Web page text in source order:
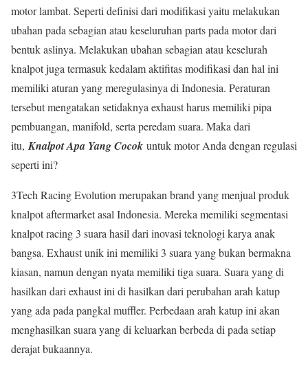
motor lambat. Seperti definisi dari modifikasi yaitu melakukan
ubahan pada sebagian atau keseluruhan parts pada motor dari
bentuk aslinya. Melakukan ubahan sebagian atau keselurah
knalpot juga termasuk kedalam aktifitas modifikasi dan hal ini
memiliki aturan yang meregulasinya di Indonesia. Peraturan
tersebut mengatakan setidaknya exhaust harus memiliki pipa
pembuangan, manifold, serta peredam suara. Maka dari
itu,Knalpot Apa Yang Cocok untuk motor Anda dengan regulasi
seperti ini?
3Tech Racing Evolution merupakan brand yang menjual produk
knalpot aftermarket asal Indonesia. Mereka memiliki segmentasi
knalpot racing 3 suara hasil dari inovasi teknologi karya anak
bangsa. Exhaust unik ini memiliki 3 suara yang bukan bermakna
kiasan, namun dengan nyata memiliki tiga suara. Suara yang di
hasilkan dari exhaust ini di hasilkan dari perubahan arah katup
yang ada pada pangkal muffler. Perbedaan arah katup ini akan
menghasilkan suara yang di keluarkan berbeda di pada setiap
derajat bukaannya.